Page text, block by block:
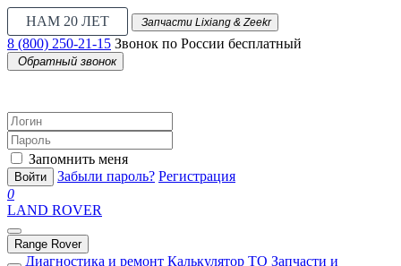
НАМ 20 ЛЕТ Запчасти Lixiang & Zeekr
8 (800) 250-21-15 Звонок по России бесплатный
Обратный звонок
Запомнить меня
Войти Забыли пароль? Регистрация
0
LAND ROVER
Range Rover
Диагностика и ремонт Калькулятор ТО Запчасти и